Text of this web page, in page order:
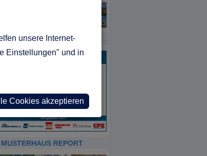
HDA
MUSTERHAUS REPORT
unsere Internet-
Einstellungen" und in
Cookies akzeptieren